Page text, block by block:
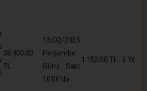
38.400,00
TL
13/02/2025
Perşembe
Günü Saat
10:00’da
1.152,00 TL 3 Yıl